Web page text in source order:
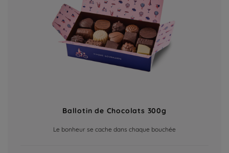
Ballotin de Chocolats 300g
Le bonheur se cache dans chaque bouchée